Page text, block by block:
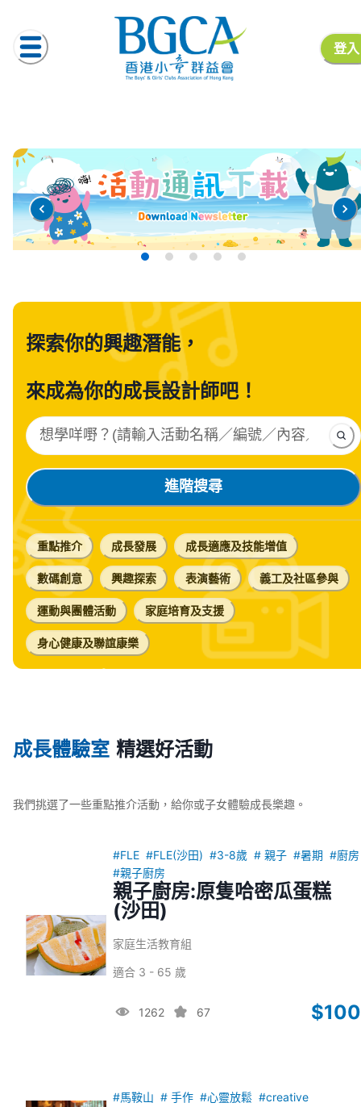
登入
探索你的興趣潛能，
來成為你的成長設計師吧！
進階搜尋
重點推介 成長發展 成長適應及技能增值
數碼創意 興趣探索 表演藝術 義工及社區參與
運動與團體活動 家庭培育及支援
身心健康及聯誼康樂
成長體驗室 精選好活動
我們挑選了一些重點推介活動，給你或子女體驗成長樂趣。
#FLE #FLE(沙田) #3-8歲 # 親子 #暑期 #廚房
#親子廚房
親子廚房:原隻哈密瓜蛋糕
(沙田)
家庭生活教育組
適合 3 - 65 歲
1262 67 $100
#馬鞍山 # 手作 #心靈放鬆 #creative